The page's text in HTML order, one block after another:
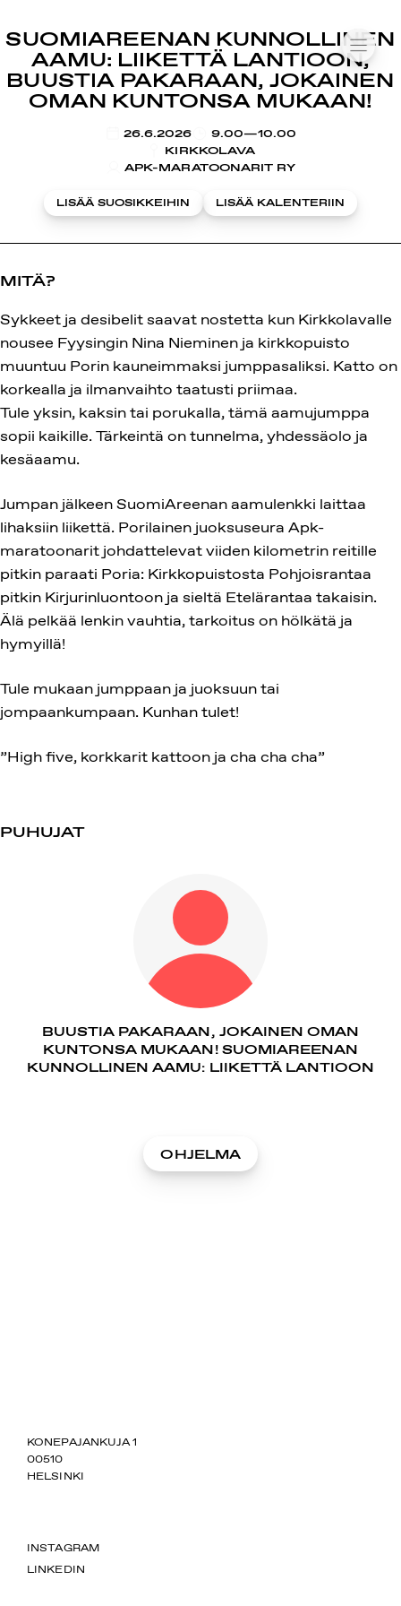
Siirry
sisältöön
SUOMIAREENAN KUNNOLLINEN
AAMU: LIIKETTÄ LANTIOON,
BUUSTIA PAKARAAN, JOKAINEN
OMAN KUNTONSA MUKAAN!
26.6.2026
KLO
9.00—10.00
KIRKKOLAVA
APK-MARATOONARIT RY
LISÄÄ SUOSIKKEIHIN LISÄÄ KALENTERIIN
MITÄ?
Sykkeet ja desibelit saavat nostetta kun Kirkkolavalle
nousee Fyysingin Nina Nieminen ja kirkkopuisto
muuntuu Porin kauneimmaksi jumppasaliksi. Katto on
korkealla ja ilmanvaihto taatusti priimaa.
Tule yksin, kaksin tai porukalla, tämä aamujumppa
sopii kaikille. Tärkeintä on tunnelma, yhdessäolo ja
kesäaamu.
Jumpan jälkeen SuomiAreenan aamulenkki laittaa
lihaksiin liikettä. Porilainen juoksuseura Apk-
maratoonarit johdattelevat viiden kilometrin reitille
pitkin paraati Poria: Kirkkopuistosta Pohjoisrantaa
pitkin Kirjurinluontoon ja sieltä Etelärantaa takaisin.
Älä pelkää lenkin vauhtia, tarkoitus on hölkätä ja
hymyillä!
Tule mukaan jumppaan ja juoksuun tai
jompaankumpaan. Kunhan tulet!
”High five, korkkarit kattoon ja cha cha cha”
PUHUJAT
BUUSTIA PAKARAAN, JOKAINEN OMAN
KUNTONSA MUKAAN! SUOMIAREENAN
KUNNOLLINEN AAMU: LIIKETTÄ LANTIOON
OHJELMA
SUOMIAREENA
KONEPAJANKUJA 1
00510
HELSINKI
INSTAGRAM
LINKEDIN